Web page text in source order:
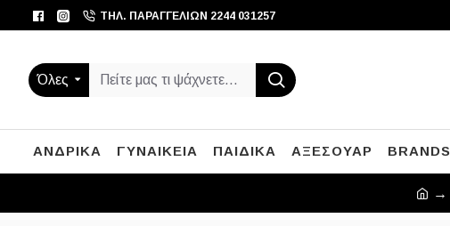
ΤΗΛ. ΠΑΡΑΓΓΕΛΙΏΝ 2244 031257
Όλες
ΑΝΔΡΙΚΑ ΓΥΝΑΙΚΕΙΑ ΠΑΙΔΙΚΑ ΑΞΕΣΟΥΑΡ BRANDS